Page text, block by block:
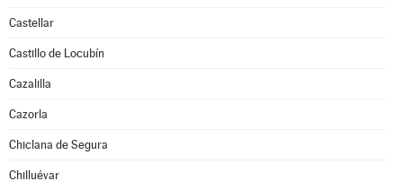
Castellar
Castillo de Locubín
Cazalilla
Cazorla
Chiclana de Segura
Chilluévar